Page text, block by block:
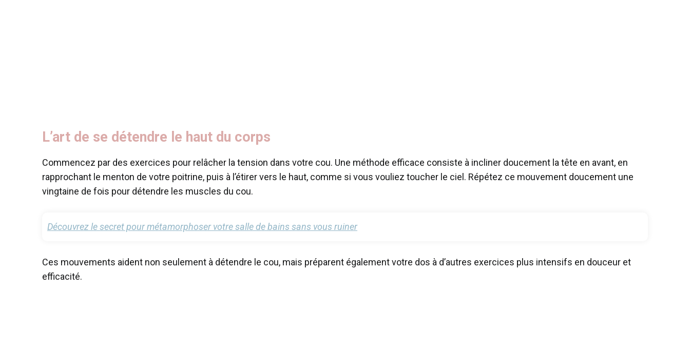
L’art de se détendre le haut du corps
Commencez par des exercices pour relâcher la tension dans votre cou. Une méthode efficace consiste à incliner doucement la tête en avant, en
rapprochant le menton de votre poitrine, puis à l’étirer vers le haut, comme si vous vouliez toucher le ciel. Répétez ce mouvement doucement une
vingtaine de fois pour détendre les muscles du cou.
Découvrez le secret pour métamorphoser votre salle de bains sans vous ruiner
Ces mouvements aident non seulement à détendre le cou, mais préparent également votre dos à d’autres exercices plus intensifs en douceur et
efficacité.